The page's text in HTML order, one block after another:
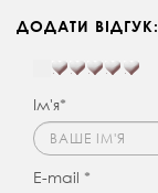
ДОДАТИ ВІДГУК:
Ім'я*
E-mail *